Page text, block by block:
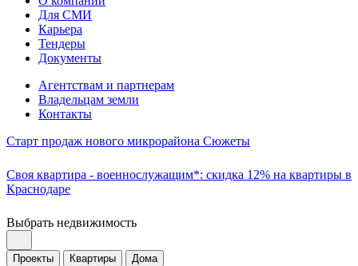
Для СМИ
Карьера
Тендеры
Документы
Агентствам и партнерам
Владельцам земли
Контакты
Старт продаж нового микрорайона Сюжеты
Своя квартира - военнослужащим*: скидка 12% на квартиры в
Краснодаре
Выбрать недвижимость
Проекты Квартиры Дома